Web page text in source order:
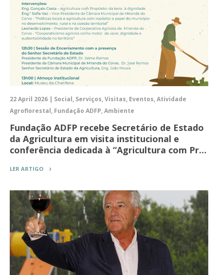
22 April 2026 | Social, Serviços, Visitas, Eventos, Atividade
Agroflorestal, Fundação ADFP, Ambiente
Fundação ADFP recebe Secretário de Estado
da Agricultura em visita institucional e
conferência dedicada à “Agricultura com Pr…
LER ARTIGO